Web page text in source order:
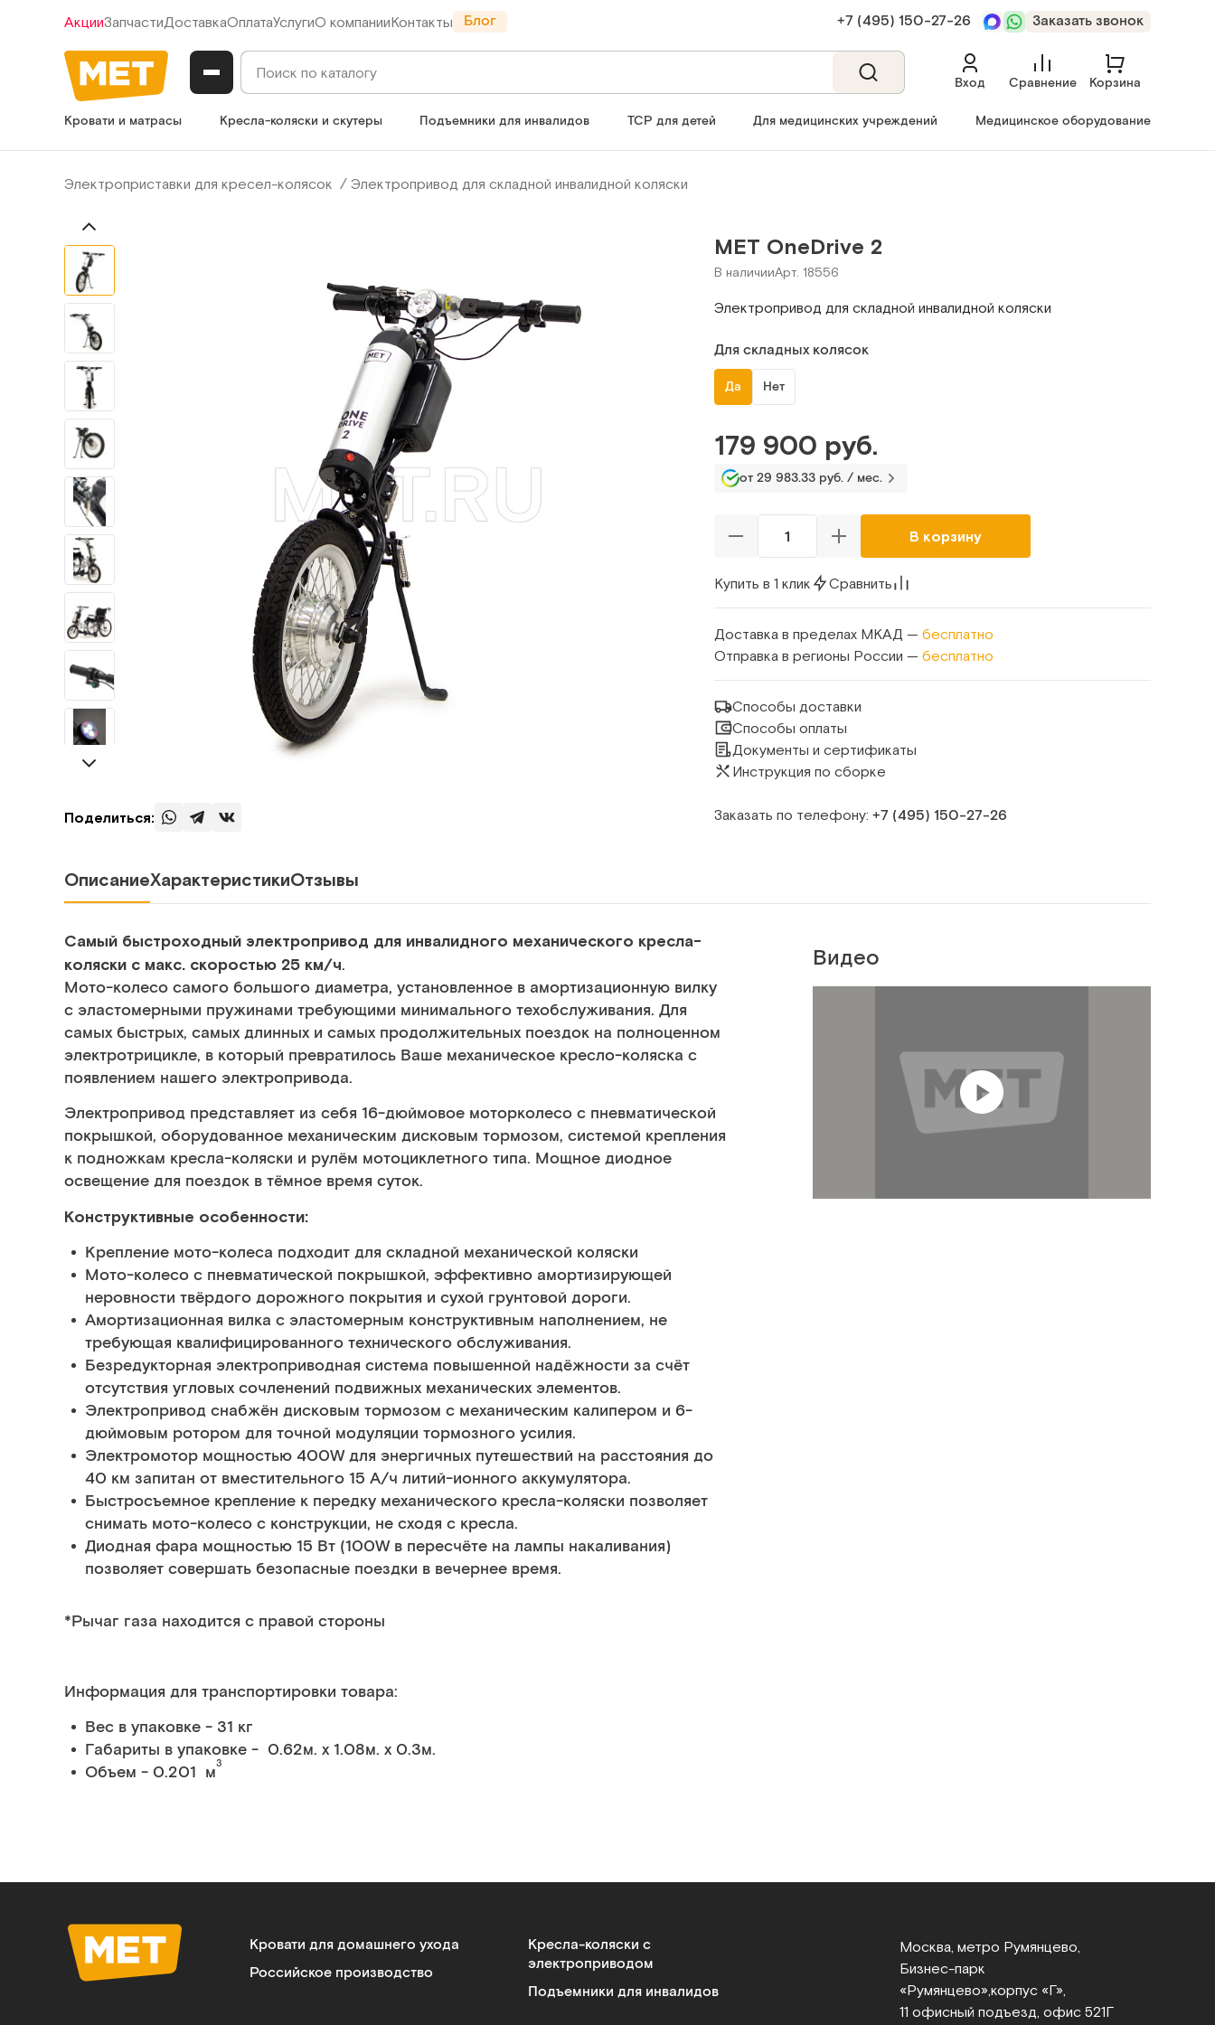
АкцииЗапчастиДоставкаОплатаУслугиО компанииКонтакты Блог +7 (495) 150‑27‑26 Заказать звонок
Вход Сравнение Корзина
Кровати и матрасы Кресла-коляски и скутеры Подъемники для инвалидов ТСР для детей Для медицинских учреждений Медицинское оборудование
Электроприставки для кресел-колясок Электропривод для складной инвалидной коляски
Поделиться:
MET OneDrive 2
В наличииАрт. 18556
Электропривод для складной инвалидной коляски
Для складных колясок
Да Нет
179 900 руб.
от 29 983.33 руб. / мес.
В корзину
Купить в 1 клик Сравнить
Доставка в пределах МКАД — бесплатно
Отправка в регионы России — бесплатно
Способы доставки
Способы оплаты
Документы и сертификаты
Инструкция по сборке
Заказать по телефону: +7 (495) 150‑27‑26
ОписаниеХарактеристикиОтзывы
Видео
Самый быстроходный электропривод для инвалидного механического кресла-
коляски с макс. скоростью 25 км/ч.
Мото-колесо самого большого диаметра, установленное в амортизационную вилку
с эластомерными пружинами требующими минимального техобслуживания. Для
самых быстрых, самых длинных и самых продолжительных поездок на полноценном
электротрицикле, в который превратилось Ваше механическое кресло-коляска с
появлением нашего электропривода.
Электропривод представляет из себя 16-дюймовое моторколесо с пневматической
покрышкой, оборудованное механическим дисковым тормозом, системой крепления
к подножкам кресла-коляски и рулём мотоциклетного типа. Мощное диодное
освещение для поездок в тёмное время суток.
Конструктивные особенности:
Крепление мото-колеса подходит для складной механической коляски
Мото-колесо с пневматической покрышкой, эффективно амортизирующей
неровности твёрдого дорожного покрытия и сухой грунтовой дороги.
Амортизационная вилка с эластомерным конструктивным наполнением, не
требующая квалифицированного технического обслуживания.
Безредукторная электроприводная система повышенной надёжности за счёт
отсутствия угловых сочленений подвижных механических элементов.
Электропривод снабжён дисковым тормозом с механическим калипером и 6-
дюймовым ротором для точной модуляции тормозного усилия.
Электромотор мощностью 400W для энергичных путешествий на расстояния до
40 км запитан от вместительного 15 А/ч литий-ионного аккумулятора.
Быстросъемное крепление к передку механического кресла-коляски позволяет
снимать мото-колесо с конструкции, не сходя с кресла.
Диодная фара мощностью 15 Вт (100W в пересчёте на лампы накаливания)
позволяет совершать безопасные поездки в вечернее время.
*Рычаг газа находится с правой стороны
Информация для транспортировки товара:
Вес в упаковке - 31 кг
Габариты в упаковке - 0.62м. x 1.08м. x 0.3м.
Объем - 0.201 м3
Кровати для домашнего ухода
Российское производство
Кресла-коляски с
электроприводом
Подъемники для инвалидов
Москва, метро Румянцево,
Бизнес‑парк
«Румянцево», корпус «Г»,
11 офисный подъезд, офис 521Г